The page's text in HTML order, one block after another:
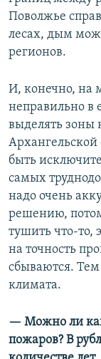
Поволжье
лесах, дым
регионов.
И, конечно, на
неправильно в
выделять зоны
быть
самых
надо очень
решению,
тушить что-то,
на точность
сбываются.
климата.
— Можно ли
пожаров? В